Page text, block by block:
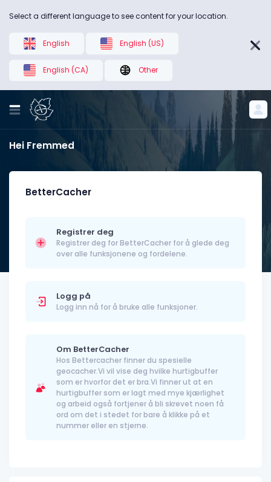
Select a different language to see content for your location.
English English (US)
English (CA) Other
Hei Fremmed
BetterCacher
Registrer deg
Registrer deg for BetterCacher for å glede deg
over alle funksjonene og fordelene.
Logg på
Logg inn nå for å bruke alle funksjoner.
Om BetterCacher
Hos Bettercacher finner du spesielle
geocacher.Vi vil vise deg hvilke hurtigbuffer
som er hvorfor det er bra.Vi finner ut at en
hurtigbuffer som er lagt med mye kjærlighet
og arbeid også fortjener å bli skrevet noen få
ord om det i stedet for bare å klikke på et
nummer eller en stjerne.